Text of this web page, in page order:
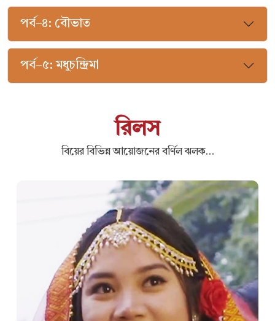
পর্ব–৪: বৌভাত
পর্ব–৫: মধুচন্দ্রিমা
রিলস
বিয়ের বিভিন্ন আয়োজনের বর্ণিল ঝলক…